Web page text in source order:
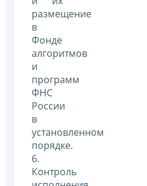
размещение
в
Фонде
алгоритмов
и
программ
ФНС
России
в
установленном
порядке.
6.
Контроль